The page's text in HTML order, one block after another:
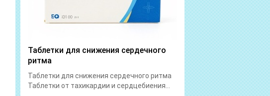
Таблетки для снижения сердечного
ритма
Таблетки для снижения сердечного ритма
Таблетки от тахикардии и сердцебиения...